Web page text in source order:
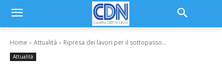
Home Attualità Ripresa dei lavori per il sottopasso...
Attualità